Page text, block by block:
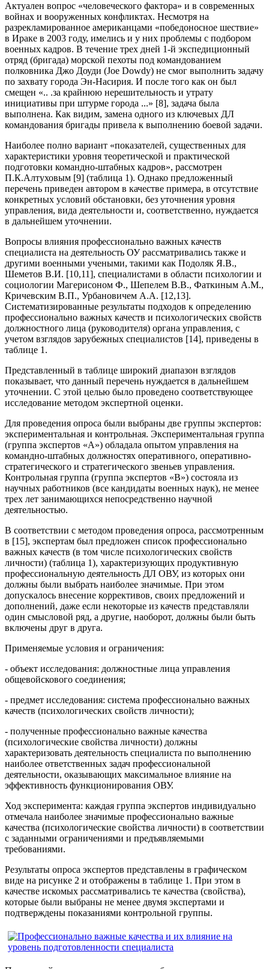
Актуален вопрос «человеческого фактора» и в современных
войнах и вооруженных конфликтах. Несмотря на
разрекламированное американцами «победоносное шествие»
в Ираке в 2003 году, имелись и у них проблемы с подбором
военных кадров. В течение трех дней 1-й экспедиционный
отряд (бригада) морской пехоты под командованием
полковника Джо Доуди (Joe Dowdy) не смог выполнить задачу
по захвату города Эн-Насирия. И после того как он был
смещен «.. .за крайнюю нерешительность и утрату
инициативы при штурме города ...» [8], задача была
выполнена. Как видим, замена одного из ключевых ДЛ
командования бригады привела к выполнению боевой задачи.
Наиболее полно вариант «показателей, существенных для
характеристики уровня теоретической и практической
подготовки командно-штабных кадров», рассмотрен
П.К.Алтуховым [9] (таблица 1). Однако предложенный
перечень приведен автором в качестве примера, в отсутствие
конкретных условий обстановки, без уточнения уровня
управления, вида деятельности и, соответственно, нуждается
в дальнейшем уточнении.
Вопросы влияния профессионально важных качеств
специалиста на деятельность ОУ рассматривались также и
другими военными учеными, такими как Подоляк Я.В.,
Шеметов В.И. [10,11], специалистами в области психологии и
социологии Магерисоном Ф., Шепелем В.В., Фаткиным A.M.,
Кричевским В.П., Урбановичем А.А. [12,13].
Систематизированные результаты подходов к определению
профессионально важных качеств и психологических свойств
должностного лица (руководителя) органа управления, с
учетом взглядов зарубежных специалистов [14], приведены в
таблице 1.
Представленный в таблице широкий диапазон взглядов
показывает, что данный перечень нуждается в дальнейшем
уточнении. С этой целью было проведено соответствующее
исследование методом экспертной оценки.
Для проведения опроса были выбраны две группы экспертов:
экспериментальная и контрольная. Экспериментальная группа
(группа экспертов «А») обладала опытом управления на
командно-штабных должностях оперативного, оперативно-
стратегического и стратегического звеньев управления.
Контрольная группа (группа экспертов «В») состояла из
научных работников (все кандидаты военных наук), не менее
трех лет занимающихся непосредственно научной
деятельностью.
В соответствии с методом проведения опроса, рассмотренным
в [15], экспертам был предложен список профессионально
важных качеств (в том числе психологических свойств
личности) (таблица 1), характеризующих продуктивную
профессиональную деятельность ДЛ ОВУ, из которых они
должны были выбрать наиболее значимые. При этом
допускалось внесение коррективов, своих предложений и
дополнений, даже если некоторые из качеств представляли
один смысловой ряд, а другие, наоборот, должны были быть
включены друг в друга.
Применяемые условия и ограничения:
- объект исследования: должностные лица управления
общевойскового соединения;
- предмет исследования: система профессионально важных
качеств (психологических свойств личности);
- полученные профессионально важные качества
(психологические свойства личности) должны
характеризовать деятельность специалиста по выполнению
наиболее ответственных задач профессиональной
деятельности, оказывающих максимальное влияние на
эффективность функционирования ОВУ.
Ход эксперимента: каждая группа экспертов индивидуально
отмечала наиболее значимые профессионально важные
качества (психологические свойства личности) в соответствии
с заданными ограничениями и предъявляемыми
требованиями.
Результаты опроса экспертов представлены в графическом
виде на рисунке 2 и отображены в таблице 1. При этом в
качестве искомых рассматривались те качества (свойства),
которые были выбраны не менее двумя экспертами и
подтверждены показаниями контрольной группы.